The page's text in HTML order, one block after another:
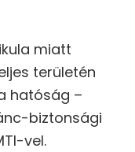
miatt
területén
hatóság –
biztonsági
vel.